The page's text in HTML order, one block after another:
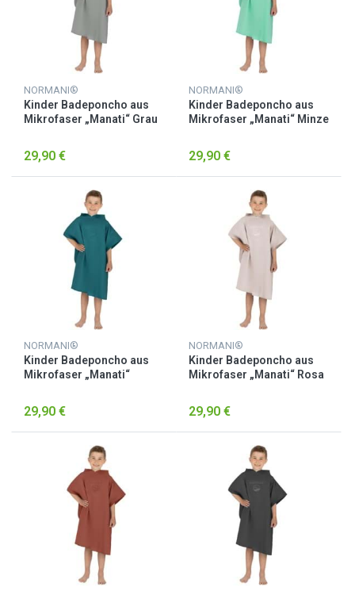
NORMANI®
Kinder Badeponcho aus
Mikrofaser „Manati“ Grau
29,90 €
NORMANI®
Kinder Badeponcho aus
Mikrofaser „Manati“ Minze
29,90 €
NORMANI®
Kinder Badeponcho aus
Mikrofaser „Manati“
29,90 €
NORMANI®
Kinder Badeponcho aus
Mikrofaser „Manati“ Rosa
29,90 €